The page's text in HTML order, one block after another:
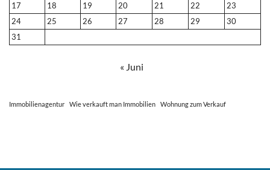
17
18 19 20 21 22
23
24
25 26 27 28 29
30
31
« Juni
Immobilienagentur Wie verkauft man Immobilien Wohnung zum Verkauf